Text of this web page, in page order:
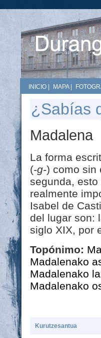
INICIO MAPA|
¿Sabías
Madalena
La forma
(-g-) como sin
segunda, esto
realmente
Isabel de
del lugar son:
siglo XIX, por
Topónimo:
Madalenako
Madalenako
Madalenako
Kurutzesantua